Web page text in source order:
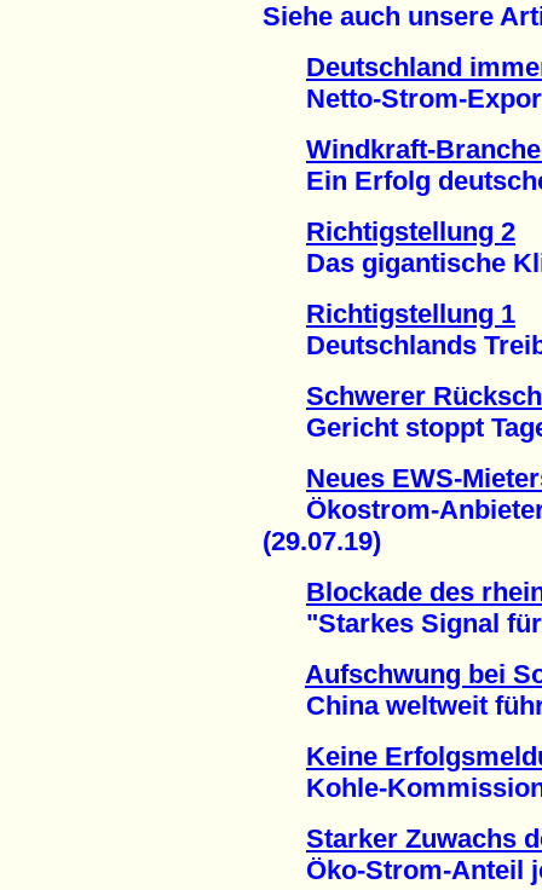
Siehe auch unsere
Deutschland
Netto-Strom-
Windkraft-
Ein Erfolg
Richtigstellung 2
Das gigantische
Richtigstellung 1
Deutschlands
Schwerer
Gericht stoppt
Neues EWS-
Ökostrom-
(29.07.19)
Blockade des
"Starkes Signal für
Aufschwung bei
China weltweit
Keine
Kohle-Kommission
Starker Zuwachs
Öko-Strom-Anteil